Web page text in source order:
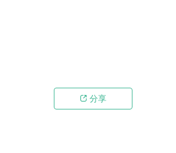
 分享